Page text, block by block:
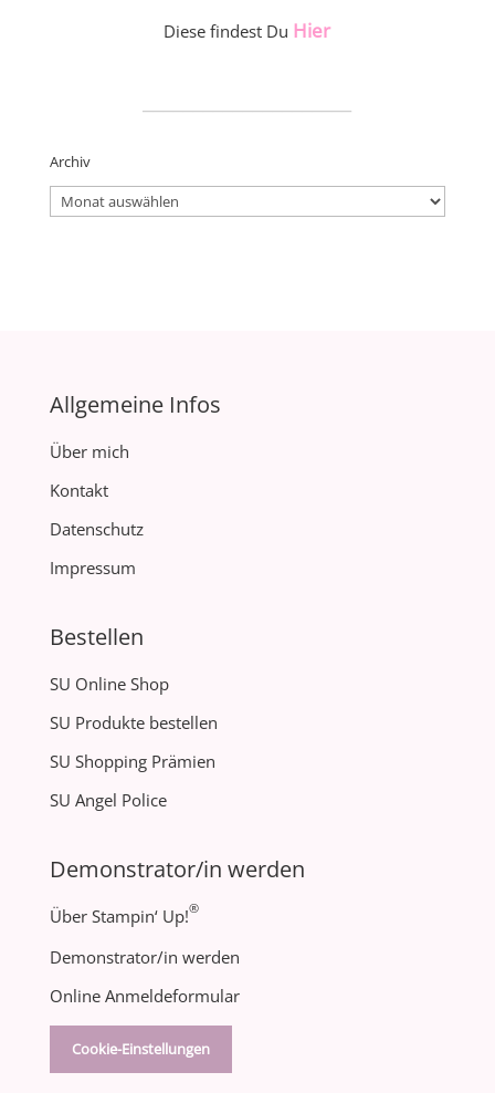
Diese findest Du Hier
Archiv
Archiv
Allgemeine Infos
Über mich
Kontakt
Datenschutz
Impressum
Bestellen
SU Online Shop
SU Produkte bestellen
SU Shopping Prämien
SU Angel Police
Demonstrator/in werden
Über Stampin‘ Up!®
Demonstrator/in werden
Online Anmeldeformular
Cookie-Einstellungen